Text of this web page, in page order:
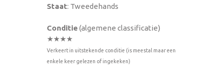
Staat: Tweedehands
Conditie(algemene classificatie)
★★★★
Verkeert in uitstekende conditie (is meestal maar een
enkele keer gelezen of ingekeken)